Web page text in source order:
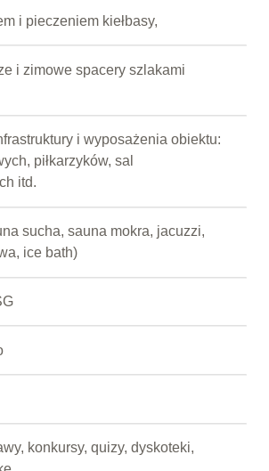
i pieczeniem kiełbasy,
i zimowe spacery szlakami
i wyposażenia obiektu:
piłkarzyków, sal
itd.
sucha, sauna mokra, jacuzzi,
ice bath)
konkursy, quizy, dyskoteki,